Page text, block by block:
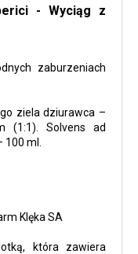
- Wyciąg z
zaburzeniach
ziela dziurawca –
(1:1). Solvens ad
ml.
Klęka SA
która zawiera